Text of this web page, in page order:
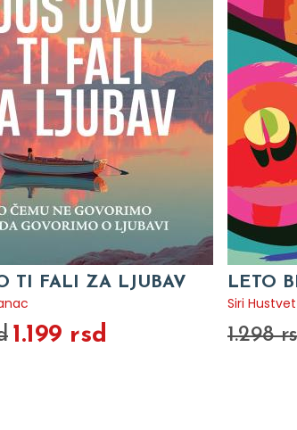
TI FALI ZA LJUBAV
1.199 rsd
LETO
Siri Hustvet
1.298